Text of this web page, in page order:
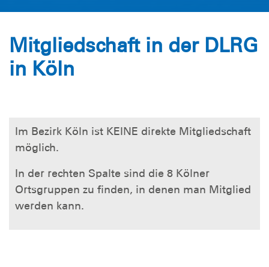
Mitgliedschaft in der DLRG
in Köln
Im Bezirk Köln ist KEINE direkte Mitgliedschaft
möglich.
In der rechten Spalte sind die 8 Kölner
Ortsgruppen zu finden, in denen man Mitglied
werden kann.